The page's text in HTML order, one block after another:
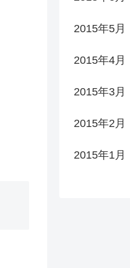
2015年5月
2015年4月
2015年3月
2015年2月
2015年1月